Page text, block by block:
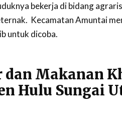
bekerja di bidang
Kecamatan Amuntai
untuk dicoba.
dan Makanan
Hulu Sungai